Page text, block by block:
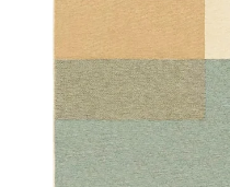
ラグ
ファ
イン